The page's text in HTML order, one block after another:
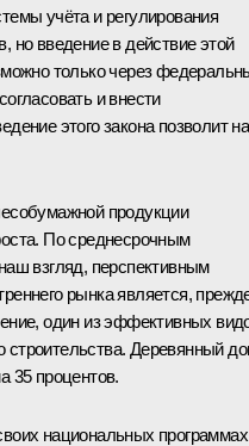
учёта и регулирования
но введение в действие этой
только через
и внести
этого закона позволит
продукции
По среднесрочным
взгляд, перспективным
рынка является,
один из эффективных
строительства. Деревянный
35 процентов.
национальных программах